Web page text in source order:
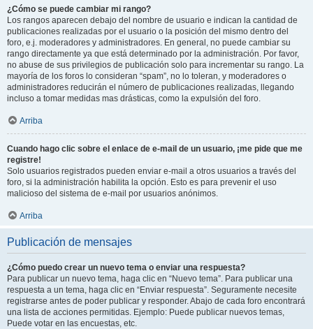
¿Cómo se puede cambiar mi rango?
Los rangos aparecen debajo del nombre de usuario e indican la cantidad de
publicaciones realizadas por el usuario o la posición del mismo dentro del
foro, e.j. moderadores y administradores. En general, no puede cambiar su
rango directamente ya que está determinado por la administración. Por favor,
no abuse de sus privilegios de publicación solo para incrementar su rango. La
mayoría de los foros lo consideran “spam”, no lo toleran, y moderadores o
administradores reducirán el número de publicaciones realizadas, llegando
incluso a tomar medidas mas drásticas, como la expulsión del foro.
Arriba
Cuando hago clic sobre el enlace de e-mail de un usuario, ¡me pide que me
registre!
Solo usuarios registrados pueden enviar e-mail a otros usuarios a través del
foro, si la administración habilita la opción. Esto es para prevenir el uso
malicioso del sistema de e-mail por usuarios anónimos.
Arriba
Publicación de mensajes
¿Cómo puedo crear un nuevo tema o enviar una respuesta?
Para publicar un nuevo tema, haga clic en “Nuevo tema”. Para publicar una
respuesta a un tema, haga clic en “Enviar respuesta”. Seguramente necesite
registrarse antes de poder publicar y responder. Abajo de cada foro encontrará
una lista de acciones permitidas. Ejemplo: Puede publicar nuevos temas,
Puede votar en las encuestas, etc.